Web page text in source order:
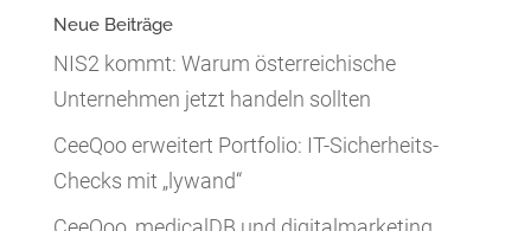
Neue Beiträge
NIS2 kommt: Warum österreichische
Unternehmen jetzt handeln sollten
CeeQoo erweitert Portfolio: IT-Sicherheits-
Checks mit „lywand“